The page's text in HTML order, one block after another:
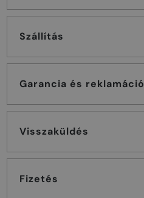
Szállítás
Garancia és reklamáció
Visszaküldés
Fizetés